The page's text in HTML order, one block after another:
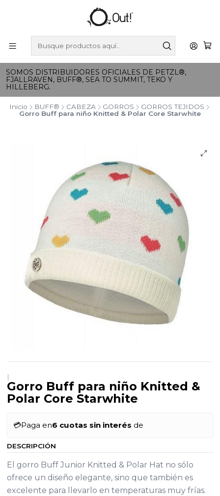
SOMOS DISTRIBUIDORES OFICIALES DE PETZL®,
FJALLRAVEN, BUFF®, SEA TO SUMMIT, TEKO Y
HILLEBERG.
Inicio BUFF® CABEZA GORROS
GORROS TEJIDOS
Gorro Buff para niño Knitted & Polar Core Starwhite
|
Gorro Buff para niño Knitted &
Polar Core Starwhite
💳Paga en6 cuotas sin interés de
DESCRIPCIÓN
El gorro Buff Junior Knitted & Polar Hat no sólo
ofrece un diseño elegante, sino que también es
excelente para llevarlo en temperaturas muy frías.